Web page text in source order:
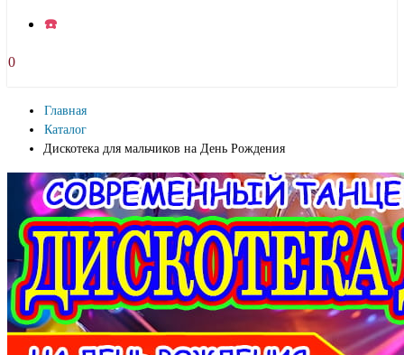
☎️
0
Главная
Каталог
Дискотека для мальчиков на День Рождения